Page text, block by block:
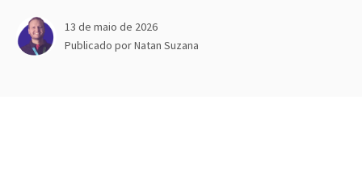
13 de maio de 2026
Publicado porNatan Suzana